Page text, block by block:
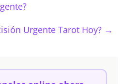
Urgente Tarot Hoy? →